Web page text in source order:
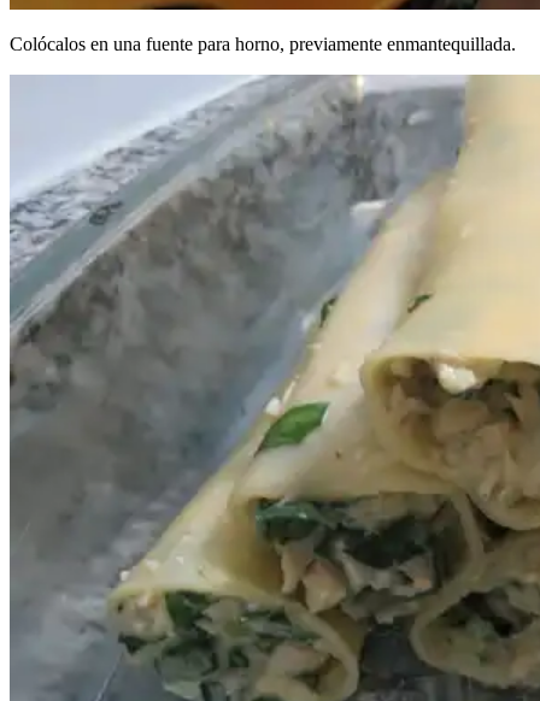
Colócalos en una fuente para horno, previamente enmantequillada.